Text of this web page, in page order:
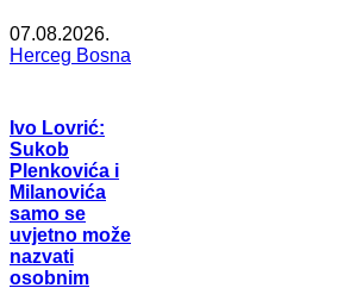
07.08.2026.
Herceg Bosna
Ivo Lovrić:
Sukob
Plenkovića i
Milanovića
samo se
uvjetno može
nazvati
osobnim